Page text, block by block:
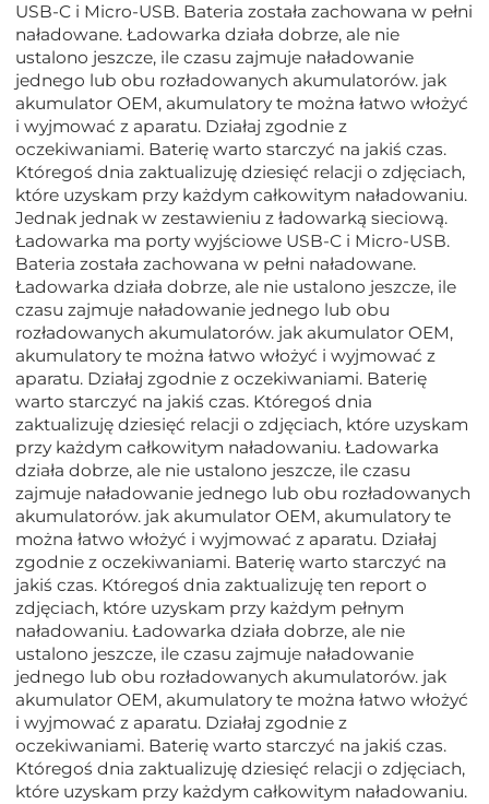
USB-C i Micro-USB. Bateria została zachowana w pełni
naładowane. Ładowarka działa dobrze, ale nie
ustalono jeszcze, ile czasu zajmuje naładowanie
jednego lub obu rozładowanych akumulatorów. jak
akumulator OEM, akumulatory te można łatwo włożyć
i wyjmować z aparatu. Działaj zgodnie z
oczekiwaniami. Baterię warto starczyć na jakiś czas.
Któregoś dnia zaktualizuję dziesięć relacji o zdjęciach,
które uzyskam przy każdym całkowitym naładowaniu.
Jednak jednak w zestawieniu z ładowarką sieciową.
Ładowarka ma porty wyjściowe USB-C i Micro-USB.
Bateria została zachowana w pełni naładowane.
Ładowarka działa dobrze, ale nie ustalono jeszcze, ile
czasu zajmuje naładowanie jednego lub obu
rozładowanych akumulatorów. jak akumulator OEM,
akumulatory te można łatwo włożyć i wyjmować z
aparatu. Działaj zgodnie z oczekiwaniami. Baterię
warto starczyć na jakiś czas. Któregoś dnia
zaktualizuję dziesięć relacji o zdjęciach, które uzyskam
przy każdym całkowitym naładowaniu. Ładowarka
działa dobrze, ale nie ustalono jeszcze, ile czasu
zajmuje naładowanie jednego lub obu rozładowanych
akumulatorów. jak akumulator OEM, akumulatory te
można łatwo włożyć i wyjmować z aparatu. Działaj
zgodnie z oczekiwaniami. Baterię warto starczyć na
jakiś czas. Któregoś dnia zaktualizuję ten report o
zdjęciach, które uzyskam przy każdym pełnym
naładowaniu. Ładowarka działa dobrze, ale nie
ustalono jeszcze, ile czasu zajmuje naładowanie
jednego lub obu rozładowanych akumulatorów. jak
akumulator OEM, akumulatory te można łatwo włożyć
i wyjmować z aparatu. Działaj zgodnie z
oczekiwaniami. Baterię warto starczyć na jakiś czas.
Któregoś dnia zaktualizuję dziesięć relacji o zdjęciach,
które uzyskam przy każdym całkowitym naładowaniu.